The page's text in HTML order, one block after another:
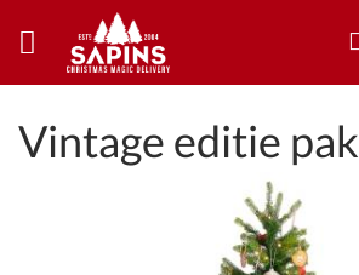
Vintage editie pak